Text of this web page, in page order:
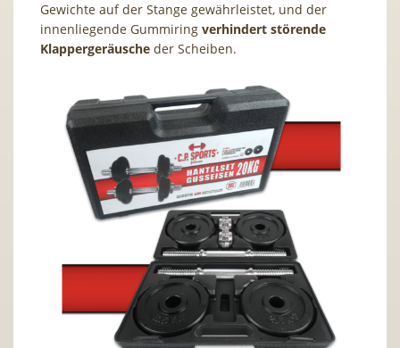
Gewichte auf der Stange gewährleistet, und der
innenliegende Gummiring verhindert störende
Klappergeräusche der Scheiben.